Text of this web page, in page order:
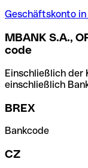
Geschäftskonto
MBANK S.A.,
code
Einschließlich der
einschließlich
BREX
Bankcode
CZ